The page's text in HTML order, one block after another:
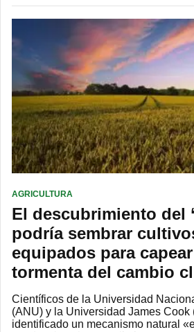
AGRICULTURA
El descubrimiento del
podría sembrar
equipados para
tormenta del cambio
Científicos de la Universidad
(ANU) y la Universidad James Cook
identificado un mecanismo natural